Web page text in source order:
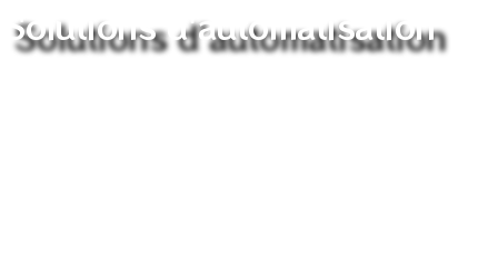
Solutions d'automatisation